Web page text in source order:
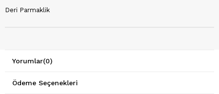
Deri Parmaklik
Yorumlar(0)
Ödeme Seçenekleri